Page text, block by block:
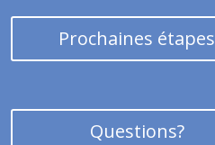
Prochaines étapes
Questions?